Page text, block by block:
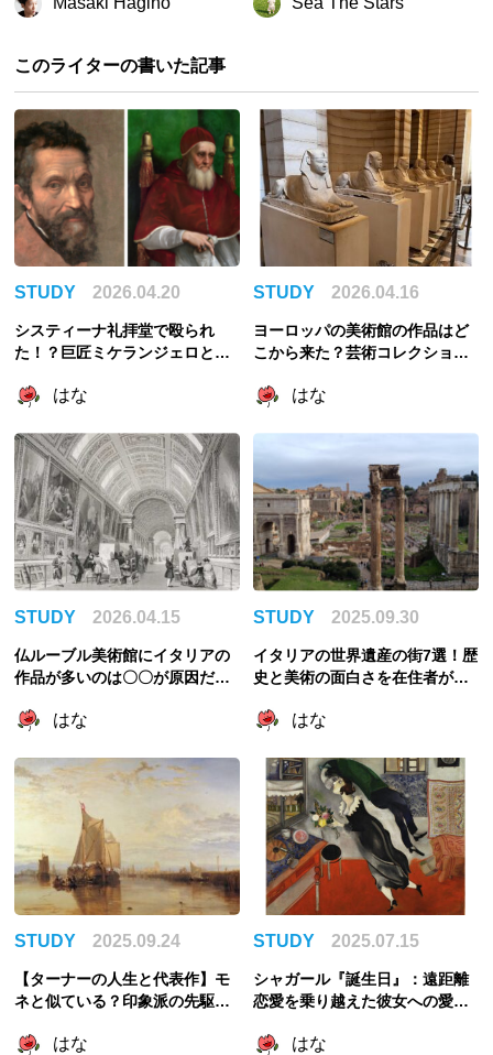
このライターの書いた記事
STUDY 2026.04.20
システィーナ礼拝堂で殴られ
た！？巨匠ミケランジェロと教
ピソード3選
はな
STUDY 2026.04.16
ヨーロッパの美術館の作品はど
こから来た？芸術コレクション
はな
STUDY 2026.04.15
仏ルーブル美術館にイタリアの
作品が多いのは〇〇が原因だっ
く
はな
STUDY 2025.09.30
イタリアの世界遺産の街7選！歴
史と美術の面白さを在住者が解
はな
STUDY 2025.09.24
【ターナーの人生と代表作】モ
ネと似ている？印象派の先駆
はな
STUDY 2025.07.15
シャガール『誕生日』：遠距離
恋愛を乗り越えた彼女への愛が
はな